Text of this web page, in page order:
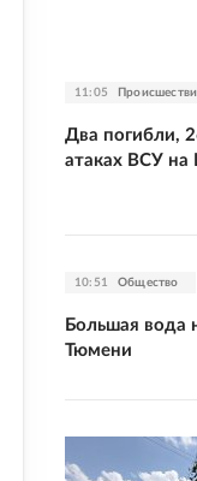
11:05
Два погибли,
атаках ВСУ на
10:51 Общество
Большая вода
Тюмени